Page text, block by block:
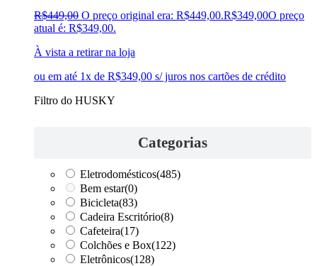
R$449,00 O preço original era: R$449,00.R$349,00O preço
atual é: R$349,00.
À vista a retirar na loja
ou em até 1x de R$349,00 s/ juros nos cartões de crédito
Filtro do HUSKY
Categorias
Eletrodomésticos(485)
Bem estar(0)
Bicicleta(83)
Cadeira Escritório(8)
Cafeteira(17)
Colchões e Box(122)
Eletrônicos(128)